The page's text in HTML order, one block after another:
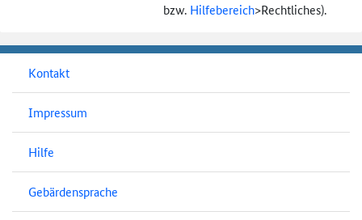
bzw. Hilfebereich>Rechtliches).
Kontakt
Impressum
Hilfe
Gebärdensprache